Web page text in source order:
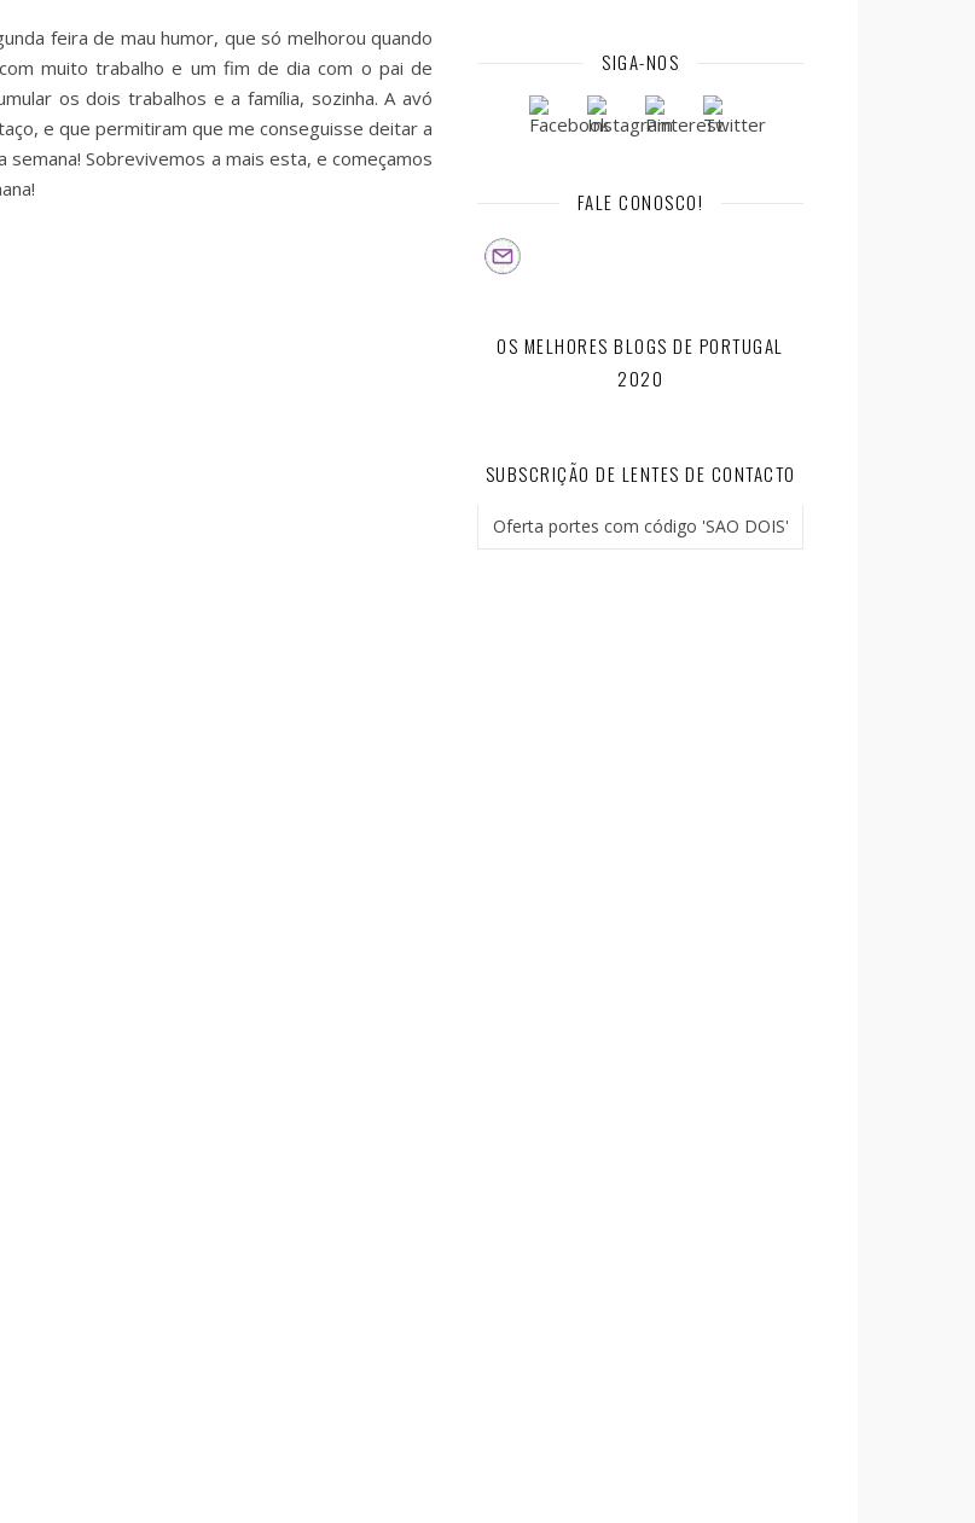
feira de mau humor, que só melhorou quando
muito trabalho e um fim de dia com o pai de
os dois trabalhos e a família, sozinha. A avó
e que permitiram que me conseguisse deitar a
Sobrevivemos a mais esta, e começamos
SIGA-NOS
FALE CONOSCO!
OS MELHORES BLOGS DE PORTUGAL
2020
SUBSCRIÇÃO DE LENTES DE CONTACTO
Oferta portes com código 'SAO DOIS'